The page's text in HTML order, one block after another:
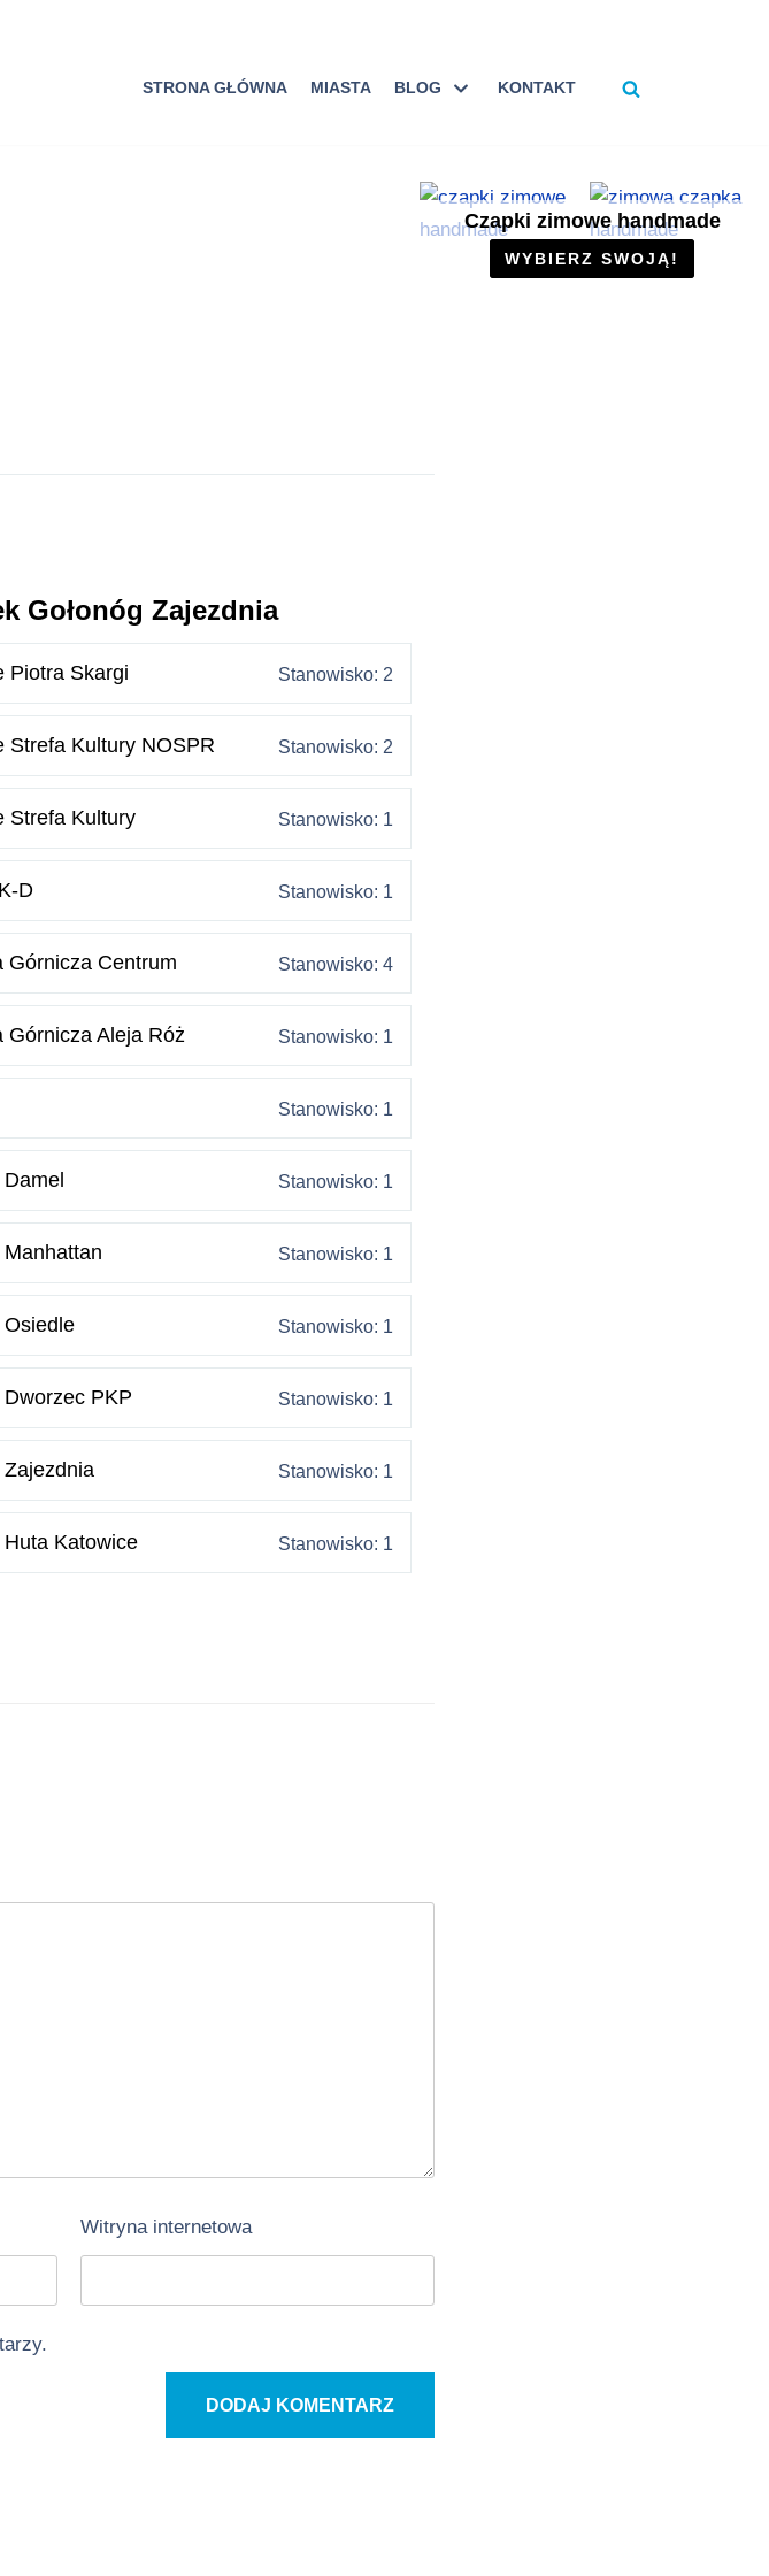
STRONA GŁÓWNA MIASTA BLOG KONTAKT
Gołonóg Zajezdnia
Piotra Skargi Stanowisko: 2
Strefa Kultury NOSPR Stanowisko: 2
Strefa Kultury Stanowisko: 1
D Stanowisko: 1
Górnicza Centrum Stanowisko: 4
Górnicza Aleja Róż Stanowisko: 1
Stanowisko: 1
Damel Stanowisko: 1
Manhattan Stanowisko: 1
Osiedle Stanowisko: 1
Dworzec PKP Stanowisko: 1
Zajezdnia Stanowisko: 1
Huta Katowice Stanowisko: 1
Witryna internetowa
Czapki zimowe handmade
WYBIERZ SWOJĄ!